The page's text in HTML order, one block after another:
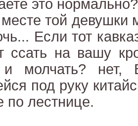
это нормально?
той девушки
Если тот
ссать на вашу
и молчать?
под руку
по лестнице.